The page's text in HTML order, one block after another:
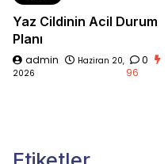
Yaz Cildinin Acil Durum
Planı
admin
Haziran 20,
2026
0
96